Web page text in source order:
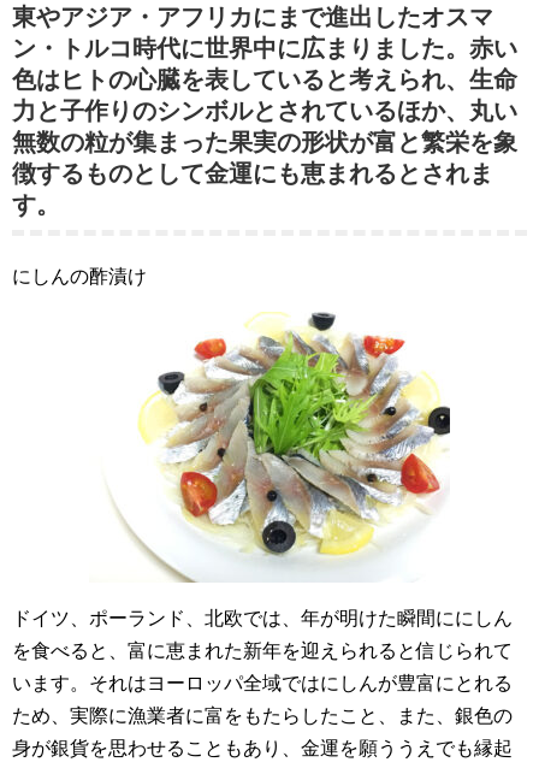
東やアジア・アフリカにまで進出したオスマ
ン・トルコ時代に世界中に広まりました。赤い
色はヒトの心臓を表していると考えられ、生命
力と子作りのシンボルとされているほか、丸い
無数の粒が集まった果実の形状が富と繁栄を象
徴するものとして金運にも恵まれるとされま
す。
にしんの酢漬け
ドイツ、ポーランド、北欧では、年が明けた瞬間ににしん
を食べると、富に恵まれた新年を迎えられると信じられて
います。それはヨーロッパ全域ではにしんが豊富にとれる
ため、実際に漁業者に富をもたらしたこと、また、銀色の
身が銀貨を思わせることもあり、金運を願ううえでも縁起